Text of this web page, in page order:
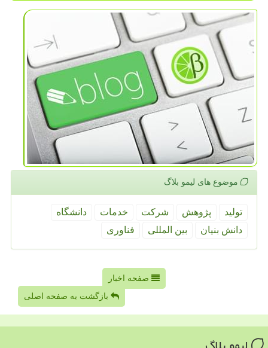
موضوع های لیمو بلاگ
تولید پژوهش شركت خدمات
دانشگاه
دانش بنیان
بین المللی فناوری
صفحه اخبار
بازگشت به صفحه اصلی